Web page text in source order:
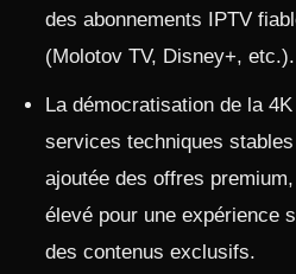
des abonnements IPTV
(Molotov TV, Disney+, etc.).
La démocratisation de la
services techniques
ajoutée des offres
élevé pour une expérience
des contenus exclusifs.